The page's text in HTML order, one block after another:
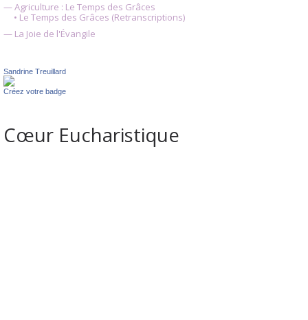
— Agriculture : Le Temps des Grâces
• Le Temps des Grâces (Retranscriptions)
— La Joie de l'Évangile
Sandrine Treuillard
Créez votre badge
Cœur Eucharistique